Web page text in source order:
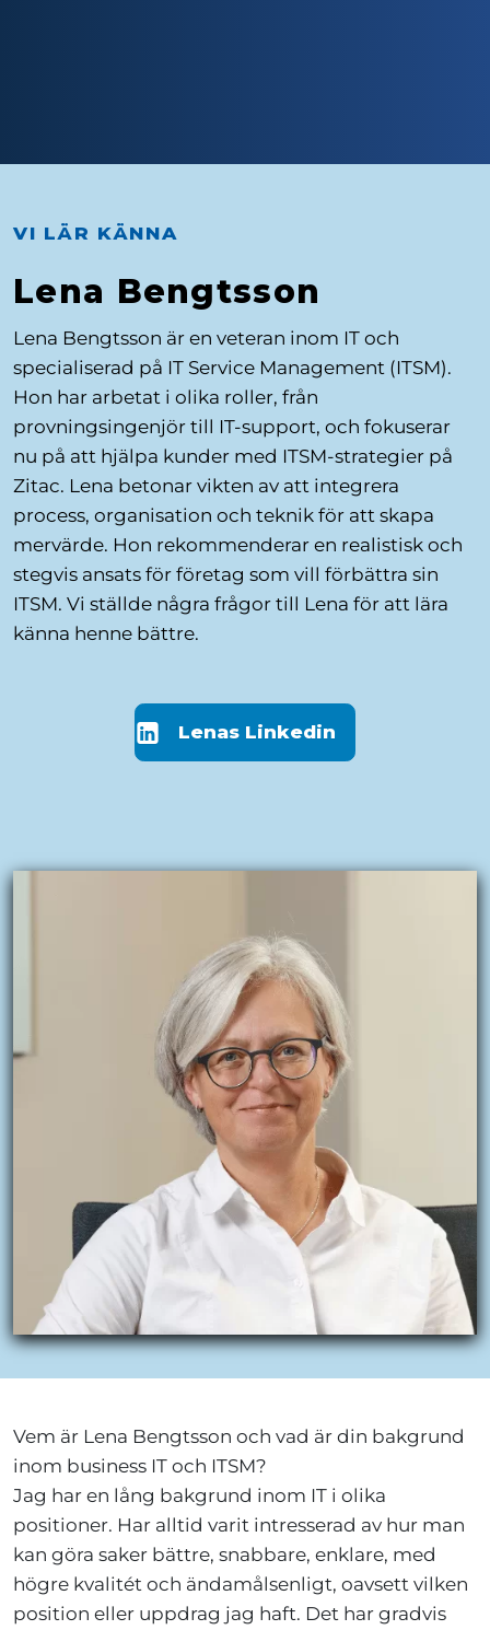
VI LÄR KÄNNA
Lena Bengtsson
Lena Bengtsson är en veteran inom IT och
specialiserad på IT Service Management (ITSM).
Hon har arbetat i olika roller, från
provningsingenjör till IT-support, och fokuserar
nu på att hjälpa kunder med ITSM-strategier på
Zitac. Lena betonar vikten av att integrera
process, organisation och teknik för att skapa
mervärde. Hon rekommenderar en realistisk och
stegvis ansats för företag som vill förbättra sin
ITSM. Vi ställde några frågor till Lena för att lära
känna henne bättre.
Lenas Linkedin
Vem är Lena Bengtsson och vad är din bakgrund
inom business IT och ITSM?
Jag har en lång bakgrund inom IT i olika
positioner. Har alltid varit intresserad av hur man
kan göra saker bättre, snabbare, enklare, med
högre kvalitét och ändamålsenligt, oavsett vilken
position eller uppdrag jag haft. Det har gradvis